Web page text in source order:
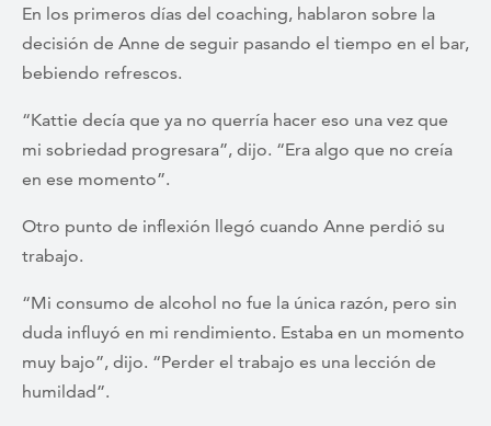
En los primeros días del coaching, hablaron sobre la
decisión de Anne de seguir pasando el tiempo en el bar,
bebiendo refrescos.
“Kattie decía que ya no querría hacer eso una vez que
mi sobriedad progresara”, dijo. “Era algo que no creía
en ese momento”.
Otro punto de inflexión llegó cuando Anne perdió su
trabajo.
“Mi consumo de alcohol no fue la única razón, pero sin
duda influyó en mi rendimiento. Estaba en un momento
muy bajo”, dijo. “Perder el trabajo es una lección de
humildad”.